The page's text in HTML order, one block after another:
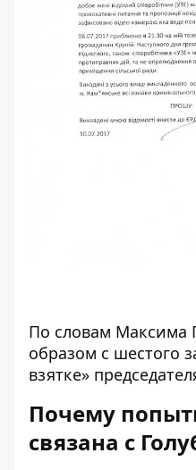
По словам Максима
образом с шестого
взятке»
Почему
связана с